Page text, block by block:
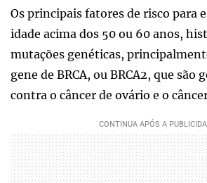
Os principais fatores de risco para
idade acima dos 50 ou 60 anos,
mutações genéticas,
gene de BRCA, ou BRCA2, que são
contra o câncer de ovário e o